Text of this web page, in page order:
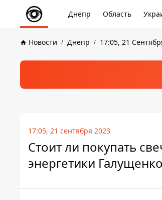
Днепр Область
Новости Днепр 17:05, 21
17:05, 21 сентября 2023
Стоит ли покупать
энергетики